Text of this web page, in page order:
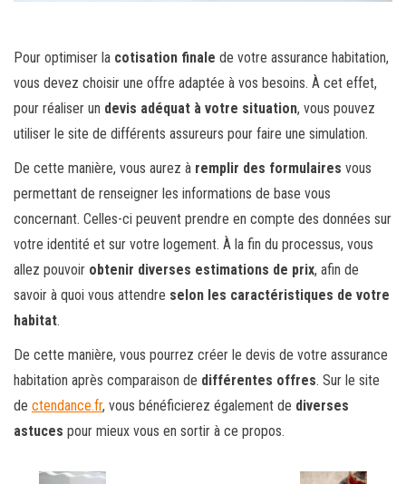
Pour optimiser la cotisation finale de votre assurance habitation,
vous devez choisir une offre adaptée à vos besoins. À cet effet,
pour réaliser un devis adéquat à votre situation, vous pouvez
utiliser le site de différents assureurs pour faire une simulation.
De cette manière, vous aurez à remplir des formulaires vous
permettant de renseigner les informations de base vous
concernant. Celles-ci peuvent prendre en compte des données sur
votre identité et sur votre logement. À la fin du processus, vous
allez pouvoir obtenir diverses estimations de prix, afin de
savoir à quoi vous attendre selon les caractéristiques de votre
habitat.
De cette manière, vous pourrez créer le devis de votre assurance
habitation après comparaison de différentes offres. Sur le site
de ctendance.fr, vous bénéficierez également de diverses
astuces pour mieux vous en sortir à ce propos.